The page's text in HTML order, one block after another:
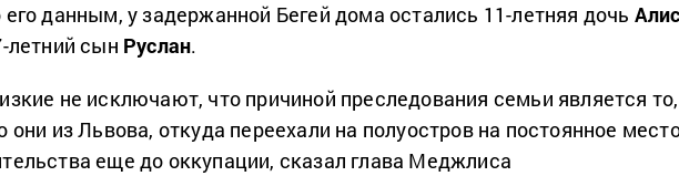
его данным, у задержанной Бегей дома остались 11-летняя дочь
летний сын Руслан.
не исключают, что причиной преследования семьи является то,
они из Львова, откуда переехали на полуостров на постоянное
еще до оккупации, сказал глава Меджлиса